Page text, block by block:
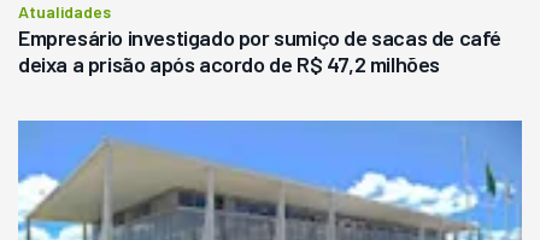
Atualidades
Empresário investigado por sumiço de sacas de café
deixa a prisão após acordo de R$ 47,2 milhões